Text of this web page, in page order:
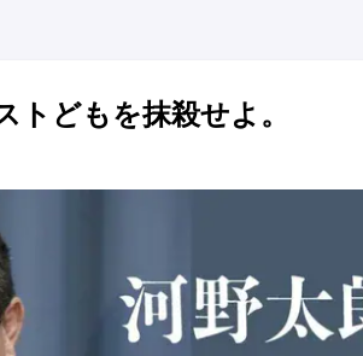
トどもを抹殺せよ。